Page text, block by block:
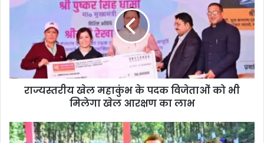
राज्यस्तरीय खेल महाकुंभ के पदक विजेताओं को भी
मिलेगा खेल आरक्षण का लाभ